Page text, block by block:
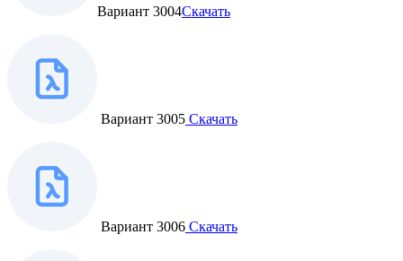
Вариант 3004Скачать
Вариант 3005 Скачать
Вариант 3006 Скачать